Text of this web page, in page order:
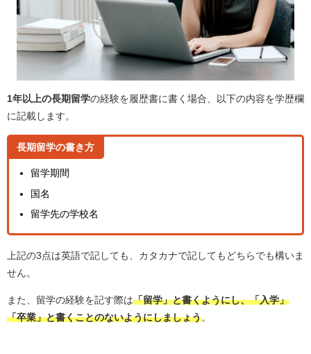
1年以上の長期留学の経験を履歴書に書く場合、以下の内容を学歴欄
に記載します。
長期留学の書き方
留学期間
国名
留学先の学校名
上記の3点は英語で記しても、カタカナで記してもどちらでも構いま
せん。
また、留学の経験を記す際は「留学」と書くようにし、「入学」
「卒業」と書くことのないようにしましょう